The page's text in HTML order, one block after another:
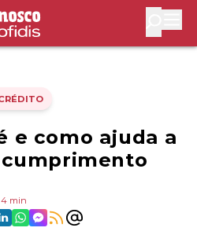
e como ajuda a
4 min